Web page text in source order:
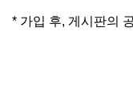
* 가입 후, 게시판의